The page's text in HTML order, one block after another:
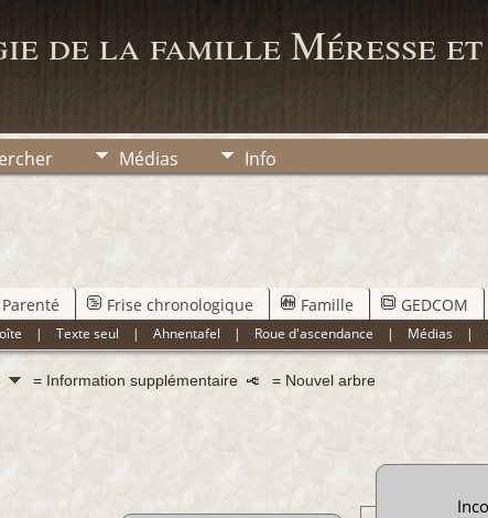
de la famille Méresse et
Médias Info
Parenté Frise chronologique Famille GEDCOM
|Texte seul |Ahnentafel | Roue d'ascendance | Médias |
= Information supplémentaire = Nouvel arbre